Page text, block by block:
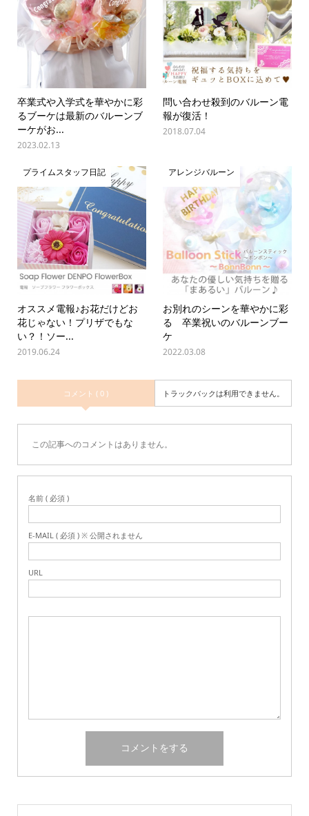
卒業式や入学式を華やかに彩
るブーケは最新のバルーンブ
ーケがお...
2023.02.13
問い合わせ殺到のバルーン電
報が復活！
2018.07.04
プライムスタッフ日記
オススメ電報♪お花だけどお
花じゃない！プリザでもな
い？！ソー...
2019.06.24
アレンジバルーン
お別れのシーンを華やかに彩
る 卒業祝いのバルーンブー
ケ
2022.03.08
コメント ( 0 ) トラックバックは利用できません。
この記事へのコメントはありません。
名前 ( 必須 )
E-MAIL ( 必須 ) ※ 公開されません
URL